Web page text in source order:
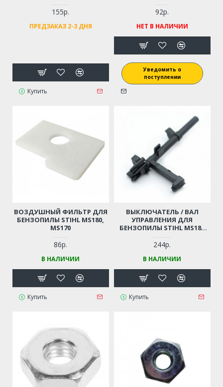
155р.
ПРЕДЗАКАЗ 2-3 ДНЯ
Купить
92р.
НЕТ В НАЛИЧИИ
Уведомить о
поступлении
ВОЗДУШНЫЙ ФИЛЬТР ДЛЯ
БЕНЗОПИЛЫ STIHL MS180,
MS170
86р.
В НАЛИЧИИ
Купить
ВЫКЛЮЧАТЕЛЬ / ВАЛ
УПРАВЛЕНИЯ ДЛЯ
БЕНЗОПИЛЫ STIHL MS180
244р.
В НАЛИЧИИ
Купить